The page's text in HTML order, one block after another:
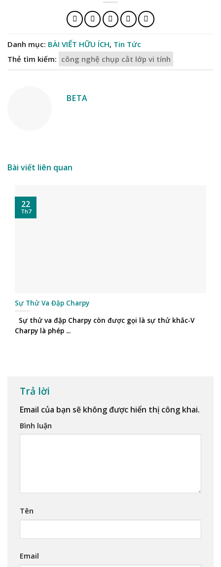
Danh mục: BÀI VIẾT HỮU ÍCH, Tin Tức
Thẻ tìm kiếm: công nghệ chụp cắt lớp vi tính
BETA
Bài viết liên quan
Sự Thử Va Đập Charpy
Sự thử va đập Charpy còn được gọi là sự thử khắc-V
Charpy là phép ...
22
Th7
Trả lời
Email của bạn sẽ không được hiển thị công khai.
Bình luận
Tên
Email